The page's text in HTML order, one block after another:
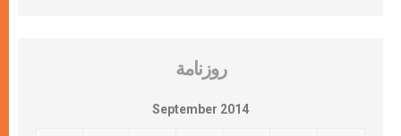
روزنامة
September 2014